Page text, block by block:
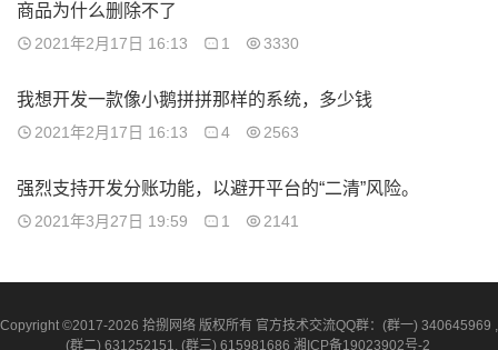
商品为什么删除不了
2021年2月17日 16:13 1 3330
我想开发一款像小鹅拼拼那样的系统，多少钱
2021年2月17日 16:13 4 2563
强烈支持开发分账功能，以避开平台的“二清”风险。
2021年3月27日 19:59 1 2141
Copyright ©2017-2026 拾捌网络 版权所有 官方技术交流QQ群：(群一) 340645969 ,
(群二) 631252151, (群三) 615981686 湘ICP备19023902号-2